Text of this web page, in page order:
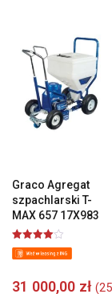
Graco Agregat
szpachlarski T-
MAX 657 17X983
Oceniono
4.00
31 000,00 zł (25